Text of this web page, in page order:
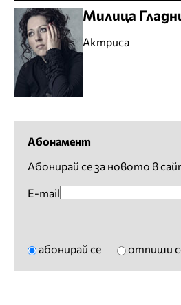
Милица
Актриса
Абонамент
Абонирай се за новото в
E-mail
абонирай се отпиши